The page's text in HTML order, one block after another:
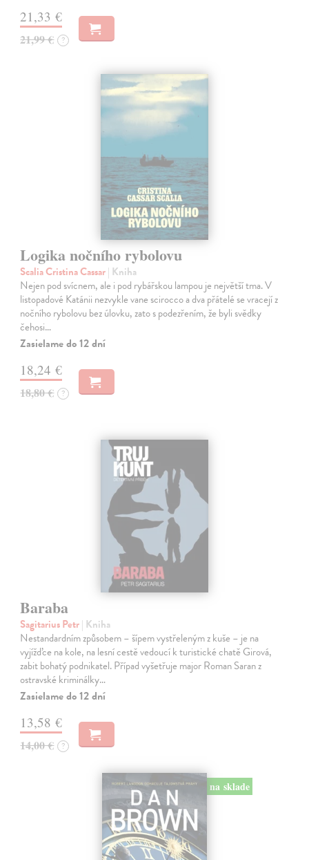
21,33 €
21,99 € ?
Logika nočního rybolovu
Scalia Cristina Cassar| Kniha
Nejen pod svícnem, ale i pod rybářskou lampou je největší tma. V
listopadové Katánii nezvykle vane scirocco a dva přátelé se vracejí z
nočního rybolovu bez úlovku, zato s podezřením, že byli svědky
čehosi…
Zasielame do 12 dní
18,24 €
18,80 € ?
Baraba
Sagitarius Petr| Kniha
Nestandardním způsobem – šípem vystřeleným z kuše – je na
vyjížďce na kole, na lesní cestě vedoucí k turistické chatě Girová,
zabit bohatý podnikatel. Případ vyšetřuje major Roman Saran z
ostravské kriminálky…
Zasielame do 12 dní
13,58 €
14,00 € ?
na sklade